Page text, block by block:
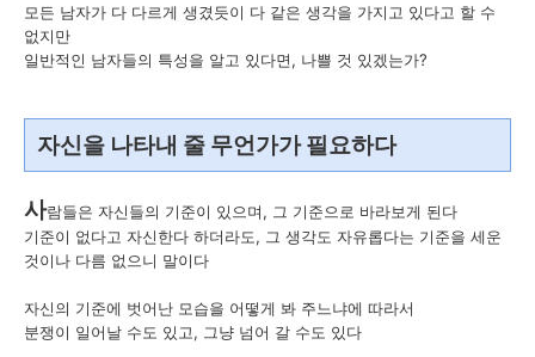
모든 남자가 다 다르게 생겼듯이 다 같은 생각을 가지고 있다고 할 수
없지만
일반적인 남자들의 특성을 알고 있다면, 나쁠 것 있겠는가?
자신을 나타내 줄 무언가가 필요하다
사람들은 자신들의 기준이 있으며, 그 기준으로 바라보게 된다
기준이 없다고 자신한다 하더라도, 그 생각도 자유롭다는 기준을 세운
것이나 다름 없으니 말이다
자신의 기준에 벗어난 모습을 어떻게 봐 주느냐에 따라서
분쟁이 일어날 수도 있고, 그냥 넘어 갈 수도 있다